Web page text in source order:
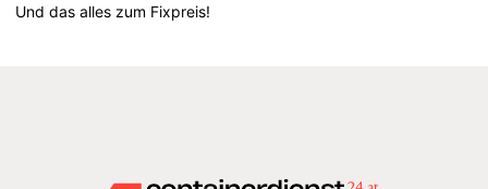
Und das alles zum Fixpreis!